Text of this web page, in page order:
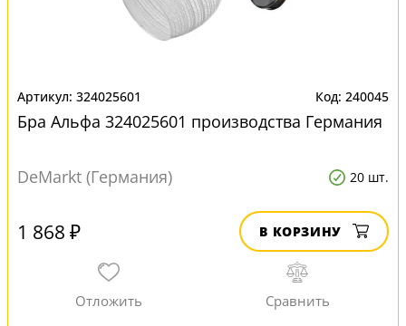
324025601 240045
Бра Альфа 324025601 производства Германия
DeMarkt (Германия) 20 шт.
1 868 ₽ В КОРЗИНУ